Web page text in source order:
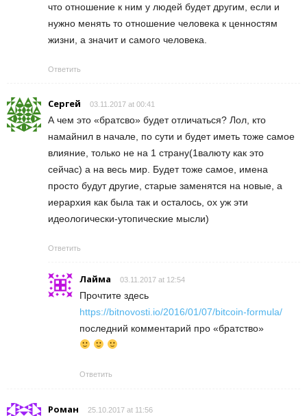
что отношение к ним у людей будет другим, если и
нужно менять то отношение человека к ценностям
жизни, а значит и самого человека.
Ответить
Сергей 03.11.2017 at 00:41
А чем это «братсво» будет отличаться? Лол, кто
намайнил в начале, по сути и будет иметь тоже самое
влияние, только не на 1 страну(1валюту как это
сейчас) а на весь мир. Будет тоже самое, имена
просто будут другие, старые заменятся на новые, а
иерархия как была так и осталось, ох уж эти
идеологически-утопические мысли)
Ответить
Лайма 03.11.2017 at 12:54
Прочтите здесь
https://bitnovosti.io/2016/01/07/bitcoin-formula/
последний комментарий про «братство»
Ответить
Роман 25.10.2017 at 11:56